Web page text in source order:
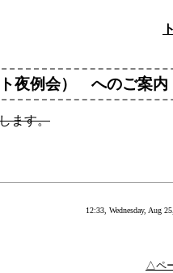
夜例会） へのご案内
ます。
12:33, Wednesday, Aug
△ペ